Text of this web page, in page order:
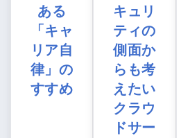
ある
「キャ
リア自
律」の
すすめ
キュリ
ティの
側面か
らも考
えたい
クラウ
ドサー